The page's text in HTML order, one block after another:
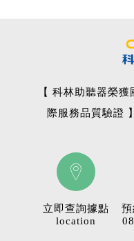
【 科林助聽器榮
際服務品質驗證
立即查詢據點
location